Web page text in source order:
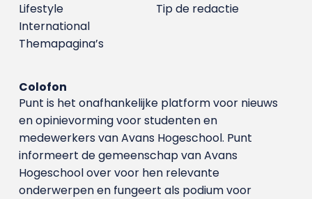
Tip de redactie
Lifestyle
International
Themapagina’s
Colofon
Punt is het onafhankelijke platform voor nieuws
en opinievorming voor studenten en
medewerkers van Avans Hoge­school. Punt
informeert de gemeenschap van Avans
Hogeschool over voor hen relevante
onderwerpen en fungeert als podium voor